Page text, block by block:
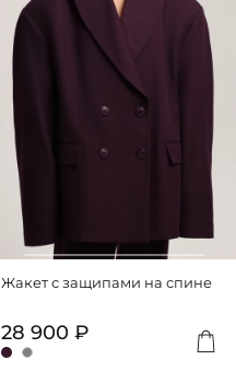
Жакет с защипами на спине
28 900 ₽